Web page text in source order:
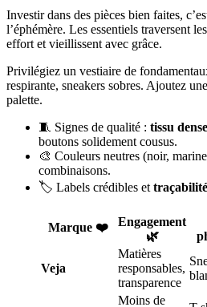
Investir dans des pièces bien faites,
l’éphémère. Les essentiels traversent
effort et vieillissent avec grâce.
Privilégiez un vestiaire de
respirante, sneakers sobres. Ajoutez
palette.
🧵 Signes de qualité : tissu dense
boutons solidement cousus.
🎨 Couleurs neutres (noir,
combinaisons.
🏷️ Labels crédibles et traçabilité
Marque ❤️
Engagement
🌿
Veja
Matières
responsables,
transparence
Moins de